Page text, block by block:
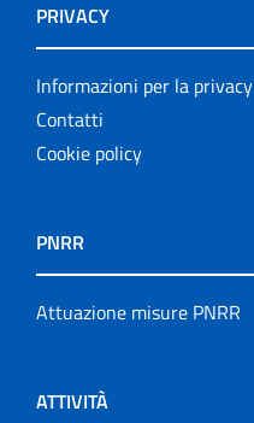
PRIVACY
Informazioni per la privacy
Contatti
Cookie policy
PNRR
Attuazione misure PNRR
ATTIVITÀ